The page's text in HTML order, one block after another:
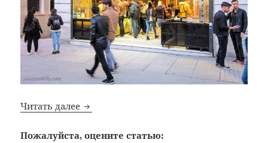
Читать далее Bon Appetit: №334: Кафе быстрого
Пожалуйста, оцените статью: